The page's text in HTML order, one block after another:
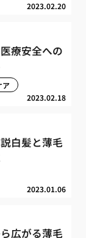
2023.02.20
療安全への
2023.02.18
ア
白髪と薄毛
2023.01.06
広がる薄毛